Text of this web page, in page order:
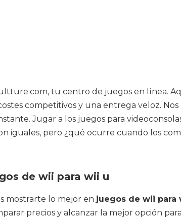
tu centro de juegos en línea.
competitivos y una entrega veloz.
Jugar a los juegos para
iguales, pero ¿qué ocurre cuando los
de wii para wii u
mostrarte lo mejor en juegos de wii para
precios y alcanzar la mejor opción